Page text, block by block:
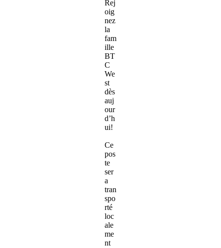
Rej
oig
nez
la
fam
ille
BT
C
We
st
dès
auj
our
d’h
ui!
Ce
pos
te
ser
a
tran
spo
rté
loc
ale
me
nt